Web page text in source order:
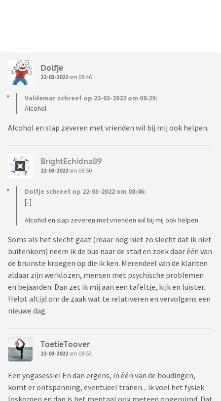
Dolfje
22-03-2022 om 08:46
Valdemar schreef op 22-03-2022 om 08:29:
Alcohol
Alcohol en slap zeveren met vrienden wil bij mij ook helpen.
BrightEchidna89
22-03-2022 om 08:50
Dolfje schreef op 22-03-2022 om 08:46:
[..]
Alcohol en slap zeveren met vrienden wil bij mij ook helpen.
Soms als het slecht gaat (maar nog niet zo slecht dat ik niet
buitenkom) neem ik de bus naar de stad en zoek daar één van
de bruinste kroegen op die ik ken. Merendeel van de klanten
aldaar zijn werklozen, mensen met psychische problemen
en bejaarden. Dan zet ik mij aan een tafeltje, kijk en luister.
Helpt altijd om de zaak wat te relativeren en vervolgens een
nieuwe dag.
ToetieToover
22-03-2022 om 08:53
Een yogasessie! En dan ergens, in één van de houdingen,
komt er ontspanning, eventueel tranen... ik voel het fysiek
loskomen en dan is het mentaal ook meteen opgeruimd. Dat